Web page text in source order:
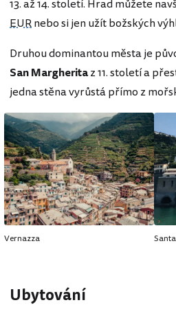
13. až 14. století. Hrad můžete
EURnebo si jen užít božských
Druhou dominantou města je
San Margheritaz 11. století a
jedna stěna vyrůstá přímo z
Vernazza
Ubytování